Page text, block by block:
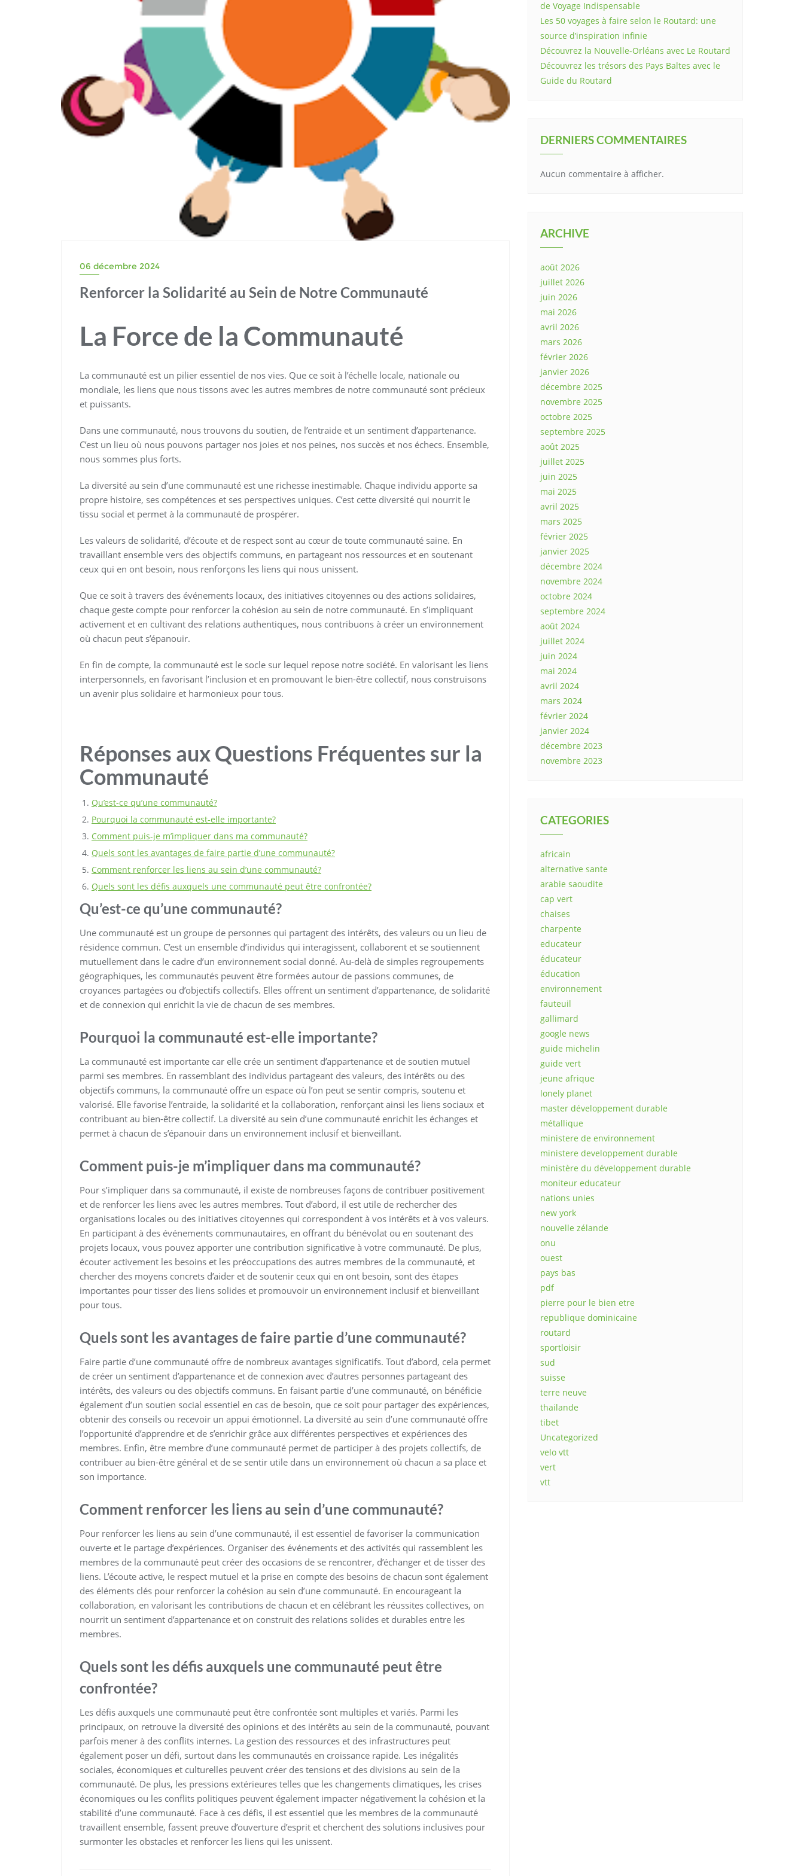
06 décembre 2024
Renforcer la Solidarité au Sein de Notre Communauté
La Force de la Communauté
La communauté est un pilier essentiel de nos vies. Que ce soit à l’échelle locale, nationale ou
mondiale, les liens que nous tissons avec les autres membres de notre communauté sont précieux
et puissants.
Dans une communauté, nous trouvons du soutien, de l’entraide et un sentiment d’appartenance.
C’est un lieu où nous pouvons partager nos joies et nos peines, nos succès et nos échecs. Ensemble,
nous sommes plus forts.
La diversité au sein d’une communauté est une richesse inestimable. Chaque individu apporte sa
propre histoire, ses compétences et ses perspectives uniques. C’est cette diversité qui nourrit le
tissu social et permet à la communauté de prospérer.
Les valeurs de solidarité, d’écoute et de respect sont au cœur de toute communauté saine. En
travaillant ensemble vers des objectifs communs, en partageant nos ressources et en soutenant
ceux qui en ont besoin, nous renforçons les liens qui nous unissent.
Que ce soit à travers des événements locaux, des initiatives citoyennes ou des actions solidaires,
chaque geste compte pour renforcer la cohésion au sein de notre communauté. En s’impliquant
activement et en cultivant des relations authentiques, nous contribuons à créer un environnement
où chacun peut s’épanouir.
En fin de compte, la communauté est le socle sur lequel repose notre société. En valorisant les liens
interpersonnels, en favorisant l’inclusion et en promouvant le bien-être collectif, nous construisons
un avenir plus solidaire et harmonieux pour tous.
Réponses aux Questions Fréquentes sur la
Communauté
Qu’est-ce qu’une communauté?
Pourquoi la communauté est-elle importante?
Comment puis-je m’impliquer dans ma communauté?
Quels sont les avantages de faire partie d’une communauté?
Comment renforcer les liens au sein d’une communauté?
Quels sont les défis auxquels une communauté peut être confrontée?
Qu’est-ce qu’une communauté?
Une communauté est un groupe de personnes qui partagent des intérêts, des valeurs ou un lieu de
résidence commun. C’est un ensemble d’individus qui interagissent, collaborent et se soutiennent
mutuellement dans le cadre d’un environnement social donné. Au-delà de simples regroupements
géographiques, les communautés peuvent être formées autour de passions communes, de
croyances partagées ou d’objectifs collectifs. Elles offrent un sentiment d’appartenance, de solidarité
et de connexion qui enrichit la vie de chacun de ses membres.
Pourquoi la communauté est-elle importante?
La communauté est importante car elle crée un sentiment d’appartenance et de soutien mutuel
parmi ses membres. En rassemblant des individus partageant des valeurs, des intérêts ou des
objectifs communs, la communauté offre un espace où l’on peut se sentir compris, soutenu et
valorisé. Elle favorise l’entraide, la solidarité et la collaboration, renforçant ainsi les liens sociaux et
contribuant au bien-être collectif. La diversité au sein d’une communauté enrichit les échanges et
permet à chacun de s’épanouir dans un environnement inclusif et bienveillant.
Comment puis-je m’impliquer dans ma communauté?
Pour s’impliquer dans sa communauté, il existe de nombreuses façons de contribuer positivement
et de renforcer les liens avec les autres membres. Tout d’abord, il est utile de rechercher des
organisations locales ou des initiatives citoyennes qui correspondent à vos intérêts et à vos valeurs.
En participant à des événements communautaires, en offrant du bénévolat ou en soutenant des
projets locaux, vous pouvez apporter une contribution significative à votre communauté. De plus,
écouter activement les besoins et les préoccupations des autres membres de la communauté, et
chercher des moyens concrets d’aider et de soutenir ceux qui en ont besoin, sont des étapes
importantes pour tisser des liens solides et promouvoir un environnement inclusif et bienveillant
pour tous.
Quels sont les avantages de faire partie d’une communauté?
Faire partie d’une communauté offre de nombreux avantages significatifs. Tout d’abord, cela permet
de créer un sentiment d’appartenance et de connexion avec d’autres personnes partageant des
intérêts, des valeurs ou des objectifs communs. En faisant partie d’une communauté, on bénéficie
également d’un soutien social essentiel en cas de besoin, que ce soit pour partager des expériences,
obtenir des conseils ou recevoir un appui émotionnel. La diversité au sein d’une communauté offre
l’opportunité d’apprendre et de s’enrichir grâce aux différentes perspectives et expériences des
membres. Enfin, être membre d’une communauté permet de participer à des projets collectifs, de
contribuer au bien-être général et de se sentir utile dans un environnement où chacun a sa place et
son importance.
Comment renforcer les liens au sein d’une communauté?
Pour renforcer les liens au sein d’une communauté, il est essentiel de favoriser la communication
ouverte et le partage d’expériences. Organiser des événements et des activités qui rassemblent les
membres de la communauté peut créer des occasions de se rencontrer, d’échanger et de tisser des
liens. L’écoute active, le respect mutuel et la prise en compte des besoins de chacun sont également
des éléments clés pour renforcer la cohésion au sein d’une communauté. En encourageant la
collaboration, en valorisant les contributions de chacun et en célébrant les réussites collectives, on
nourrit un sentiment d’appartenance et on construit des relations solides et durables entre les
membres.
Quels sont les défis auxquels une communauté peut être
confrontée?
Les défis auxquels une communauté peut être confrontée sont multiples et variés. Parmi les
principaux, on retrouve la diversité des opinions et des intérêts au sein de la communauté, pouvant
parfois mener à des conflits internes. La gestion des ressources et des infrastructures peut
également poser un défi, surtout dans les communautés en croissance rapide. Les inégalités
sociales, économiques et culturelles peuvent créer des tensions et des divisions au sein de la
communauté. De plus, les pressions extérieures telles que les changements climatiques, les crises
économiques ou les conflits politiques peuvent également impacter négativement la cohésion et la
stabilité d’une communauté. Face à ces défis, il est essentiel que les membres de la communauté
travaillent ensemble, fassent preuve d’ouverture d’esprit et cherchent des solutions inclusives pour
surmonter les obstacles et renforcer les liens qui les unissent.
de Voyage Indispensable
Les 50 voyages à faire selon le Routard: une
source d’inspiration infinie
Découvrez la Nouvelle-Orléans avec Le Routard
Découvrez les trésors des Pays Baltes avec le
Guide du Routard
DERNIERS COMMENTAIRES
Aucun commentaire à afficher.
ARCHIVE
août 2026
juillet 2026
juin 2026
mai 2026
avril 2026
mars 2026
février 2026
janvier 2026
décembre 2025
novembre 2025
octobre 2025
septembre 2025
août 2025
juillet 2025
juin 2025
mai 2025
avril 2025
mars 2025
février 2025
janvier 2025
décembre 2024
novembre 2024
octobre 2024
septembre 2024
août 2024
juillet 2024
juin 2024
mai 2024
avril 2024
mars 2024
février 2024
janvier 2024
décembre 2023
novembre 2023
CATEGORIES
africain
alternative sante
arabie saoudite
cap vert
chaises
charpente
educateur
éducateur
éducation
environnement
fauteuil
gallimard
google news
guide michelin
guide vert
jeune afrique
lonely planet
master développement durable
métallique
ministere de environnement
ministere developpement durable
ministère du développement durable
moniteur educateur
nations unies
new york
nouvelle zélande
onu
ouest
pays bas
pdf
pierre pour le bien etre
republique dominicaine
routard
sportloisir
sud
suisse
terre neuve
thailande
tibet
Uncategorized
velo vtt
vert
vtt